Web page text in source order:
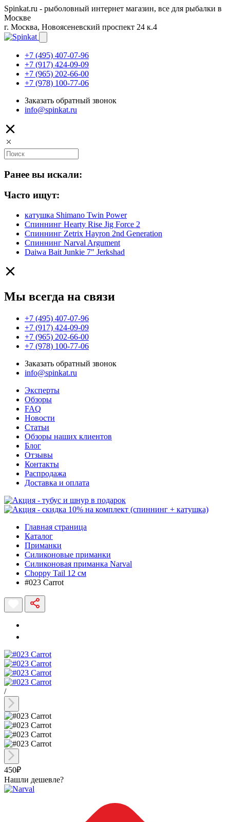
Spinkat.ru - рыболовный интернет магазин, все для рыбалки в
Москве
г. Москва, Новоясеневский проспект 24 к.4
+7 (495) 407-07-96
+7 (917) 424-09-09
+7 (965) 202-66-00
+7 (978) 100-77-06
Заказать обратный звонок
info@spinkat.ru
Ранее вы искали:
Часто ищут:
катушка Shimano Twin Power
Спиннинг Hearty Rise Jig Force 2
Спиннинг Zetrix Hayron 2nd Generation
Спиннинг Narval Argument
Daiwa Bait Junkie 7" Jerkshad
Мы всегда на связи
+7 (495) 407-07-96
+7 (917) 424-09-09
+7 (965) 202-66-00
+7 (978) 100-77-06
Заказать обратный звонок
info@spinkat.ru
Эксперты
Обзоры
FAQ
Новости
Статьи
Обзоры наших клиентов
Блог
Отзывы
Контакты
Распродажа
Доставка и оплата
Главная страница
Каталог
Приманки
Силиконовые приманки
Силиконовая приманка Narval
Choppy Tail 12 см
#023 Carrot
/
450₽
Нашли дешевле?